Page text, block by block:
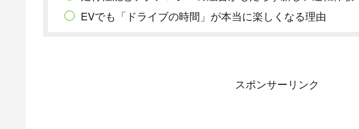
EVでも「ドライブの時間」が本当に楽しくなる理由
スポンサーリンク